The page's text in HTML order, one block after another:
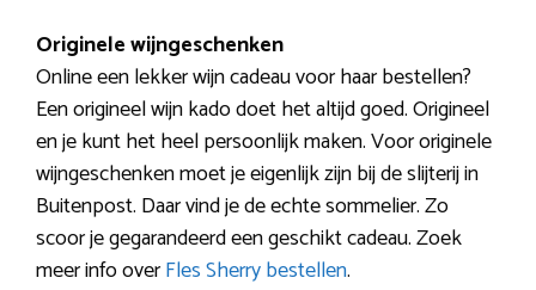
Originele wijngeschenken
Online een lekker wijn cadeau voor haar bestellen?
Een origineel wijn kado doet het altijd goed. Origineel
en je kunt het heel persoonlijk maken. Voor originele
wijngeschenken moet je eigenlijk zijn bij de slijterij in
Buitenpost. Daar vind je de echte sommelier. Zo
scoor je gegarandeerd een geschikt cadeau. Zoek
meer info overFles Sherry bestellen.